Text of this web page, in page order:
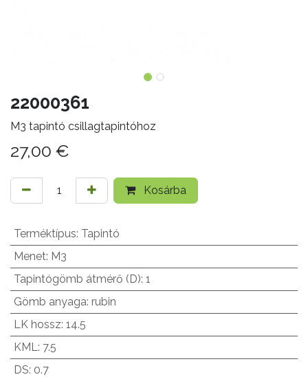
22000361
M3 tapintó csillagtapintóhoz
27,00 €
Kosárba
Terméktípus: Tapintó
Menet: M3
Tapintógömb átmérő (D): 1
Gömb anyaga: rubin
LK hossz: 14.5
KML : 7.5
DS: 0.7